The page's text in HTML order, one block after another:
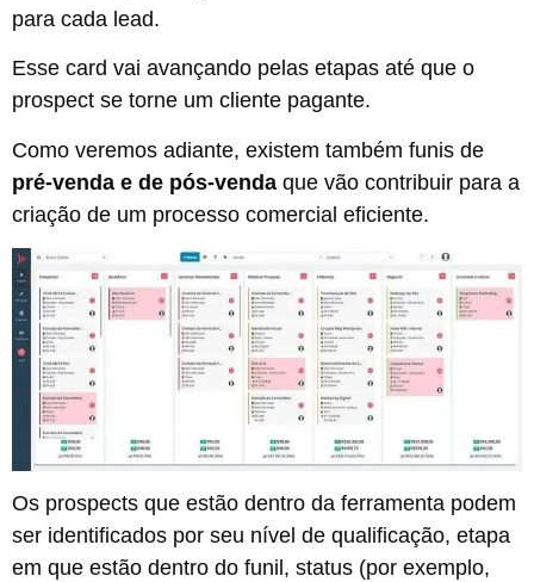
para cada lead.
Esse card vai avançando pelas etapas até que o
prospect se torne um cliente pagante.
Como veremos adiante, existem também funis de
pré-venda e de pós-venda que vão contribuir para a
criação de um processo comercial eficiente.
Os prospects que estão dentro da ferramenta podem
ser identificados por seu nível de qualificação, etapa
em que estão dentro do funil, status (por exemplo,